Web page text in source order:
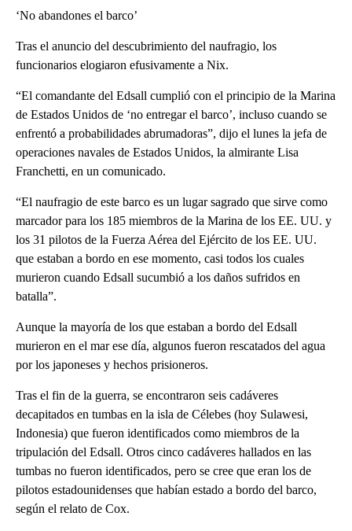
‘No abandones el barco’
Tras el anuncio del descubrimiento del naufragio, los
funcionarios elogiaron efusivamente a Nix.
“El comandante del Edsall cumplió con el principio de la Marina
de Estados Unidos de ‘no entregar el barco’, incluso cuando se
enfrentó a probabilidades abrumadoras”, dijo el lunes la jefa de
operaciones navales de Estados Unidos, la almirante Lisa
Franchetti, en un comunicado.
“El naufragio de este barco es un lugar sagrado que sirve como
marcador para los 185 miembros de la Marina de los EE. UU. y
los 31 pilotos de la Fuerza Aérea del Ejército de los EE. UU.
que estaban a bordo en ese momento, casi todos los cuales
murieron cuando Edsall sucumbió a los daños sufridos en
batalla”.
Aunque la mayoría de los que estaban a bordo del Edsall
murieron en el mar ese día, algunos fueron rescatados del agua
por los japoneses y hechos prisioneros.
Tras el fin de la guerra, se encontraron seis cadáveres
decapitados en tumbas en la isla de Célebes (hoy Sulawesi,
Indonesia) que fueron identificados como miembros de la
tripulación del Edsall. Otros cinco cadáveres hallados en las
tumbas no fueron identificados, pero se cree que eran los de
pilotos estadounidenses que habían estado a bordo del barco,
según el relato de Cox.